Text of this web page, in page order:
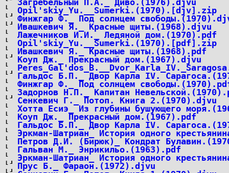
Загребельный П.А._ Диво.(1976).djvu
Opil'skiy_Yu.__Sumerki.(1970).[djv].zip
Финжгар Ф._ Под солнцем
Ивашкевич Я._ Красные щиты.(1968).djvu
Лажечников И.И._ Ледяной дом.(1970).pdf
Opil'skiy_Yu.__Sumerki.(1970).[pdf].zip
Ивашкевич Я._ Красные щиты.(1968).pdf
Коуп Дж._ Прекрасный дом.(1967).djvu
Гальдос Б.П._ Двор Карла IV.
Финжгар Ф._ Под солнцем
Задорнов Н.П._ Капитан
Сенкевич Г._ Потоп. Книга 2.(1970).djvu
Хотта Есиэ_ Из глубины бушующего
Коуп Дж._ Прекрасный дом.(1967).pdf
Гальдос Б.П._ Двор Карла IV.
Эркман-Шатриан_ История одного
Петров Д.И. (Бирюк)_ Кондрат
Гальван М._ Энрикильо.(1963).pdf
Эркман-Шатриан_ История одного
Прус Б._ Фараон.(1972).djvu